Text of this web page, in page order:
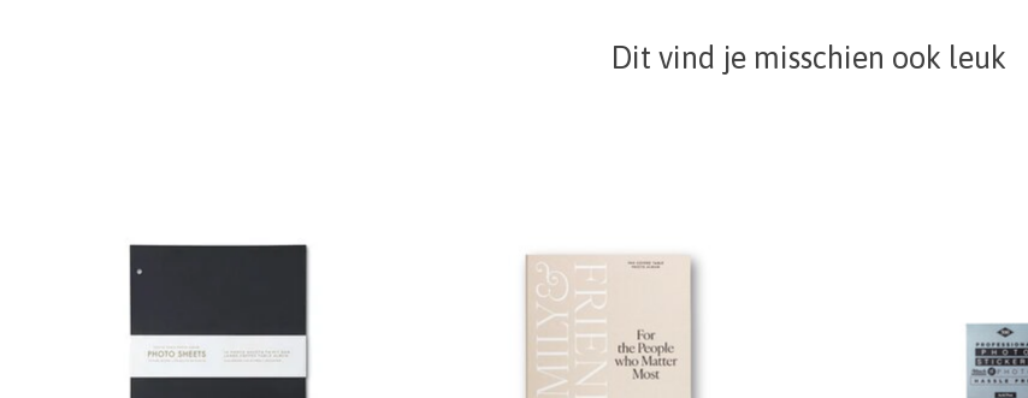
Dit vind je misschien ook leuk